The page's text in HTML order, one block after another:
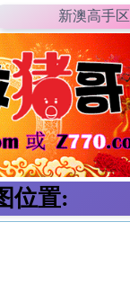
新澳高手区
位置: